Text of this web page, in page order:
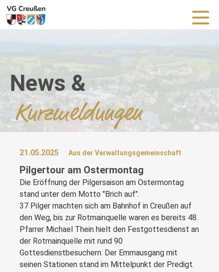
News &
Kurzmeldungen
21.05.2025 Aus der Verwaltungsgemeinschaft
Pilgertour am Ostermontag
Die Eröffnung der Pilgersaison am Ostermontag
stand unter dem Motto "Brich auf".
37 Pilger machten sich am Bahnhof in Creußen auf
den Weg, bis zur Rotmainquelle waren es bereits 48.
Pfarrer Michael Thein hielt den Festgottesdienst an
der Rotmainquelle mit rund 90
Gottesdienstbesuchern. Der Emmausgang mit
seinen Stationen stand im Mittelpunkt der Predigt.